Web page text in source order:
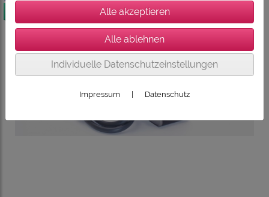
Individuelle Datenschutzeinstellungen
Impressum Datenschutz